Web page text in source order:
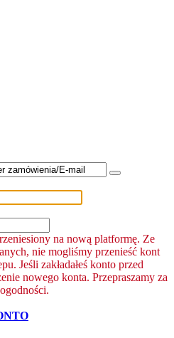
na nową platformę. Ze
nie mogliśmy przenieść kont
Jeśli zakładałeś konto przed
nowego konta. Przepraszamy za